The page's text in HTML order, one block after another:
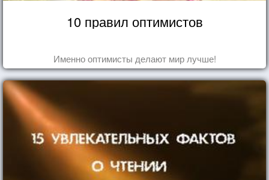
10 правил оптимистов
Именно оптимисты делают мир лучше!